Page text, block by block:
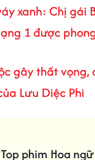
xanh: Chị gái
1 được
gây thất vọng,
Lưu Diệc Phi
Top phim Hoa